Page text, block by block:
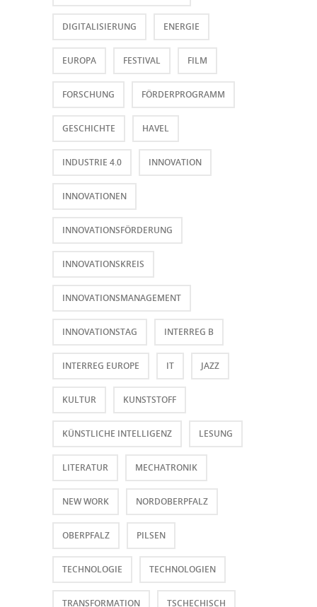
DIGITALISIERUNG ENERGIE
EUROPA FESTIVAL FILM
FORSCHUNG FÖRDERPROGRAMM
GESCHICHTE HAVEL
INDUSTRIE 4.0 INNOVATION
INNOVATIONEN
INNOVATIONSFÖRDERUNG
INNOVATIONSKREIS
INNOVATIONSMANAGEMENT
INNOVATIONSTAG INTERREG B
INTERREG EUROPE IT JAZZ
KULTUR KUNSTSTOFF
KÜNSTLICHE INTELLIGENZ LESUNG
LITERATUR MECHATRONIK
NEW WORK NORDOBERPFALZ
OBERPFALZ PILSEN
TECHNOLOGIE TECHNOLOGIEN
TRANSFORMATION TSCHECHISCH